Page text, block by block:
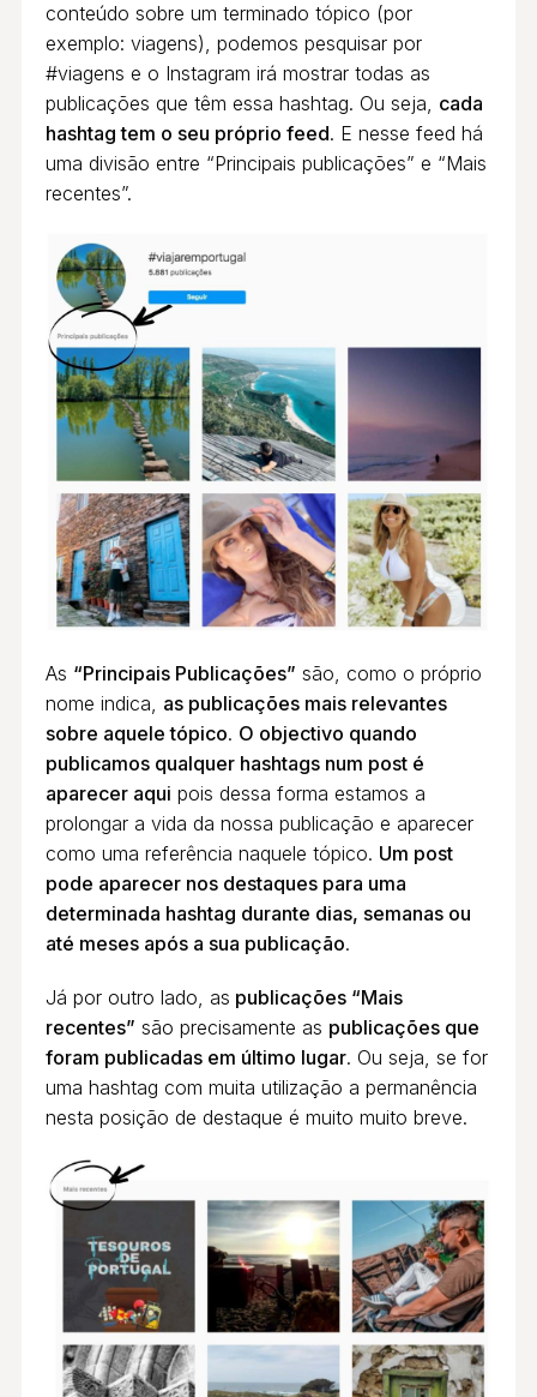
conteúdo sobre um terminado tópico (por
exemplo: viagens), podemos pesquisar por
#viagens e o Instagram irá mostrar todas as
publicações que têm essa hashtag. Ou seja, cada
hashtag tem o seu próprio feed. E nesse feed há
uma divisão entre “Principais publicações” e “Mais
recentes”.
As “Principais Publicações” são, como o próprio
nome indica, as publicações mais relevantes
sobre aquele tópico. O objectivo quando
publicamos qualquer hashtags num post é
aparecer aqui pois dessa forma estamos a
prolongar a vida da nossa publicação e aparecer
como uma referência naquele tópico. Um post
pode aparecer nos destaques para uma
determinada hashtag durante dias, semanas ou
até meses após a sua publicação.
Já por outro lado, as publicações “Mais
recentes” são precisamente as publicações que
foram publicadas em último lugar. Ou seja, se for
uma hashtag com muita utilização a permanência
nesta posição de destaque é muito muito breve.